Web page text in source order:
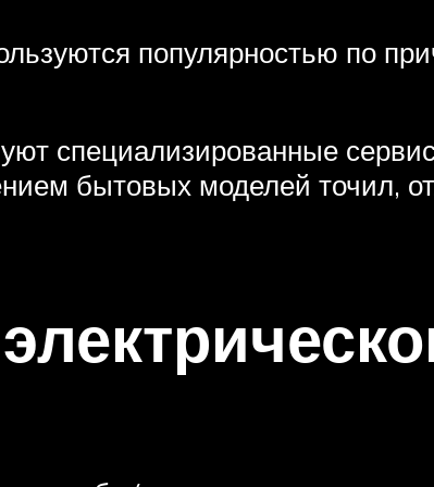
популярностью по
специализированные
бытовых моделей точил,